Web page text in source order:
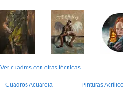
Ver cuadros con otras técnicas
Cuadros Acuarela Pinturas Acrílico